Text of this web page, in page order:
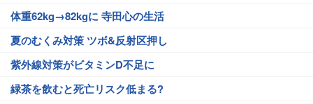
体重62kg→82kgに 寺田心の生活
夏のむくみ対策 ツボ&反射区押し
紫外線対策がビタミンD不足に
緑茶を飲むと死亡リスク低まる?